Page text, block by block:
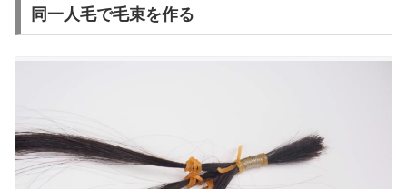
同一人毛で毛束を作る